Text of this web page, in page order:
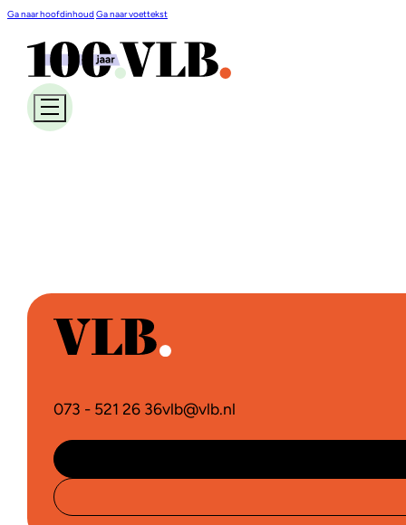
Ga naar hoofdinhoudGa naar voettekst
073 - 521 26 36vlb@vlb.nl